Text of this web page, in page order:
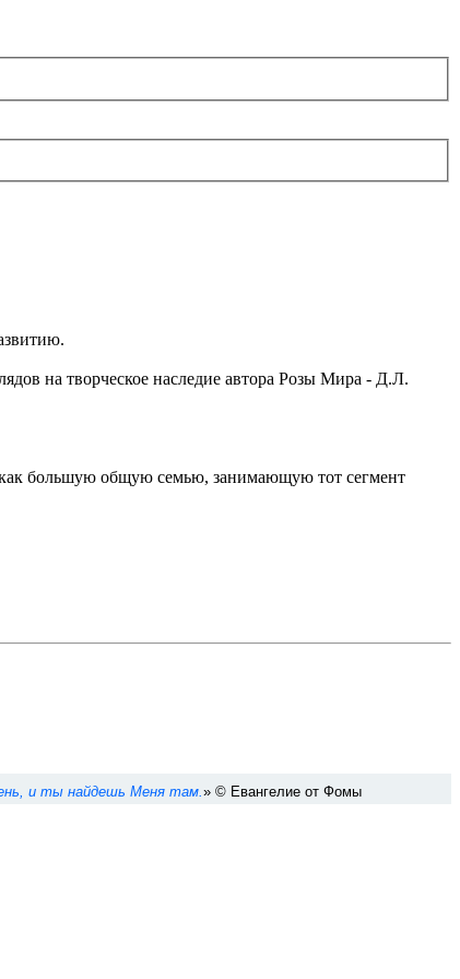
на творческое наследие автора Розы Мира - Д.Л.
как большую общую семью, занимающую тот сегмент
и ты найдешь Меня там.» © Евангелие от Фомы